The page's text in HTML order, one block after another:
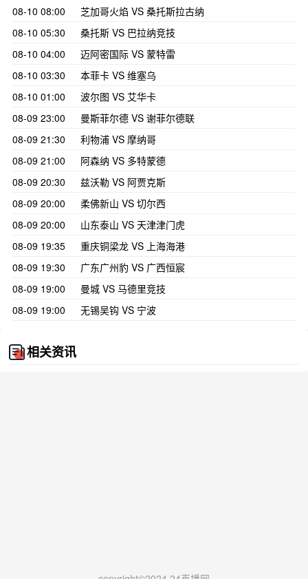
08-10 08:00
芝加哥火焰 VS 桑托斯拉古纳
08-10 05:30
桑托斯 VS 巴拉纳竞技
08-10 04:00
迈阿密国际 VS 蒙特雷
08-10 03:30
本菲卡 VS 维塞乌
08-10 01:00
波尔图 VS 艾华卡
08-09 23:00
曼斯菲尔德 VS 谢菲尔德联
08-09 21:30
利物浦 VS 摩纳哥
08-09 21:00
阿森纳 VS 多特蒙德
08-09 20:30
兹沃勒 VS 阿贾克斯
08-09 20:00
柔佛新山 VS 切尔西
08-09 20:00
山东泰山 VS 天津津门虎
08-09 19:35
重庆铜梁龙 VS 上海海港
08-09 19:30
广东广州豹 VS 广西恒宸
08-09 19:00
曼城 VS 马德里竞技
08-09 19:00
无锡吴钩 VS 宁波
相关资讯